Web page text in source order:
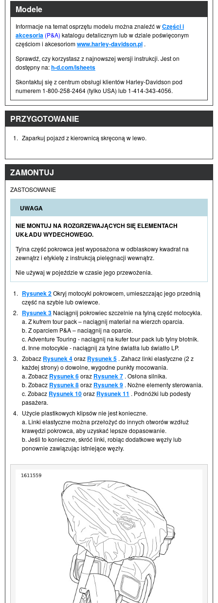
Modele
Informacje na temat osprzętu modelu można znaleźć wCzęści i
akcesoria (P&A) katalogu detalicznym lub w dziale poświęconym
częściom i akcesoriomwww.harley-davidson.pl .
Sprawdź, czy korzystasz z najnowszej wersji instrukcji. Jest on
dostępny na:h-d.com/isheets
Skontaktuj się z centrum obsługi klientów Harley-Davidson pod
numerem 1-800-258-2464 (tylko USA) lub 1-414-343-4056.
PRZYGOTOWANIE
1. Zaparkuj pojazd z kierownicą skręconą w lewo.
ZAMONTUJ
ZASTOSOWANIE
UWAGA
NIE MONTUJ NA ROZGRZEWAJĄCYCH SIĘ ELEMENTACH
UKŁADU WYDECHOWEGO.
Tylna część pokrowca jest wyposażona w odblaskowy kwadrat na
zewnątrz i etykietę z instrukcją pielęgnacji wewnątrz.
Nie używaj w pojeździe w czasie jego przewożenia.
1. Rysunek 2Okryj motocykl pokrowcem, umieszczając jego przednią
część na szybie lub owiewce.
2. Rysunek 3 Naciągnij pokrowiec szczelnie na tylną część motocykla.
a. Z kufrem tour pack – naciągnij materiał na wierzch oparcia.
b. Z oparciem P&A – naciągnij na oparcie.
c. Adventure Touring - naciągnij na kufer tour pack lub tylny błotnik.
d. Inne motocykle - naciągnij za tylne światła lub światło LP.
3. Zobacz Rysunek 4oraz Rysunek 5 . Zahacz linki elastyczne (2 z
każdej strony) o dowolne, wygodne punkty mocowania.
a. Zobacz Rysunek 6oraz Rysunek 7 . Osłona silnika.
b. Zobacz Rysunek 8oraz Rysunek 9 . Nożne elementy sterowania.
c. Zobacz Rysunek 10oraz Rysunek 11 . Podnóżki lub podesty
pasażera.
4. Użycie plastikowych klipsów nie jest konieczne.
a. Linki elastyczne można przełożyć do innych otworów wzdłuż
krawędzi pokrowca, aby uzyskać lepsze dopasowanie.
b. Jeśli to konieczne, skróć linki, robiąc dodatkowe węzły lub
ponownie zawiązując istniejące węzły.